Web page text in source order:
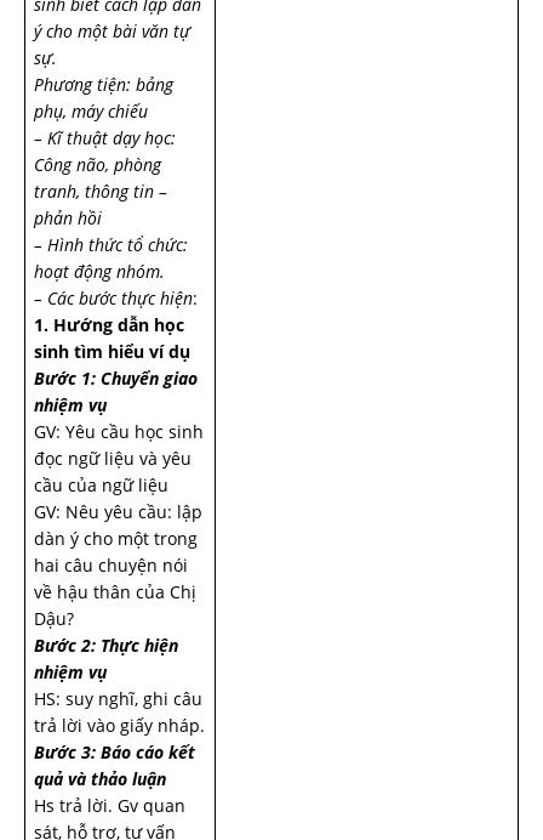
ý cho một bài văn tự
sự.
Phương tiện: bảng
phụ, máy chiếu
– Kĩ thuật dạy học:
Công não, phòng
tranh, thông tin –
phản hồi
– Hình thức tổ chức:
hoạt động nhóm.
– Các bước thực hiện:
1. Hướng dẫn học
sinh tìm hiểu ví dụ
Bước 1: Chuyển giao
nhiệm vụ
GV: Yêu cầu học sinh
đọc ngữ liệu và yêu
cầu của ngữ liệu
GV: Nêu yêu cầu: lập
dàn ý cho một trong
hai câu chuyện nói
về hậu thân của Chị
Dậu?
Bước 2: Thực hiện
nhiệm vụ
HS: suy nghĩ, ghi câu
trả lời vào giấy nháp.
Bước 3: Báo cáo kết
quả và thảo luận
Hs trả lời. Gv quan
sát, hỗ trợ, tư vấn